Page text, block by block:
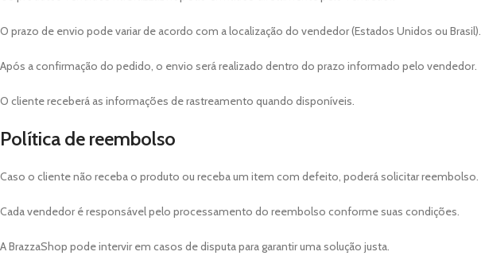
O prazo de envio pode variar de acordo com a localização do vendedor (Estados Unidos ou Brasil).
Após a confirmação do pedido, o envio será realizado dentro do prazo informado pelo vendedor.
O cliente receberá as informações de rastreamento quando disponíveis.
Política de reembolso
Caso o cliente não receba o produto ou receba um item com defeito, poderá solicitar reembolso.
Cada vendedor é responsável pelo processamento do reembolso conforme suas condições.
A BrazzaShop pode intervir em casos de disputa para garantir uma solução justa.